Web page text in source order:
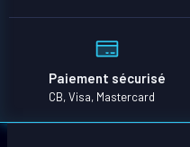
Paiement sécurisé
CB, Visa, Mastercard